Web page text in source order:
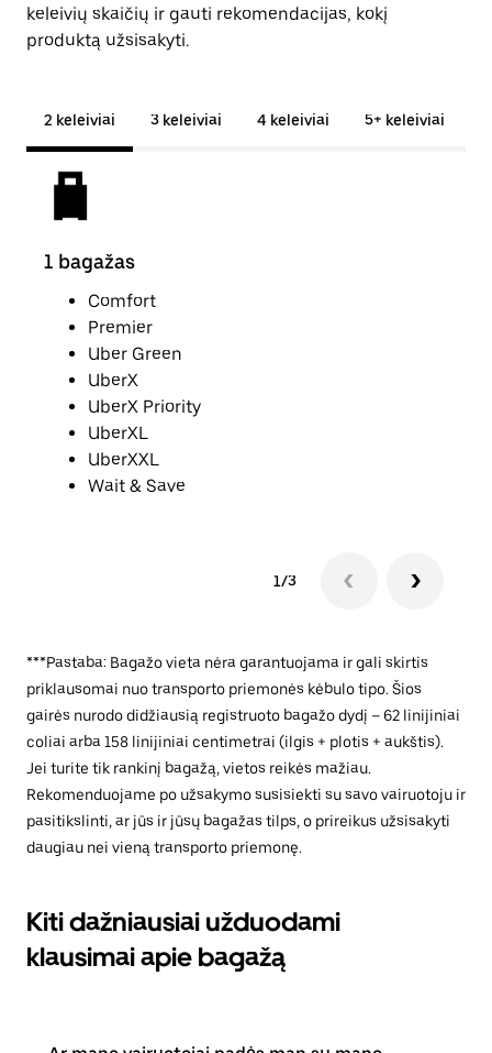
keleivių skaičių ir gauti rekomendacijas, kokį
produktą užsisakyti.
2 keleiviai 3 keleiviai 4 keleiviai 5+ keleiviai
1 bagažas
Comfort
Premier
Uber Green
UberX
UberX Priority
UberXL
UberXXL
Wait & Save
1/3
***Pastaba: Bagažo vieta nėra garantuojama ir gali skirtis
priklausomai nuo transporto priemonės kėbulo tipo. Šios
gairės nurodo didžiausią registruoto bagažo dydį – 62 linijiniai
coliai arba 158 linijiniai centimetrai (ilgis + plotis + aukštis).
Jei turite tik rankinį bagažą, vietos reikės mažiau.
Rekomenduojame po užsakymo susisiekti su savo vairuotoju ir
pasitikslinti, ar jūs ir jūsų bagažas tilps, o prireikus užsisakyti
daugiau nei vieną transporto priemonę.
Kiti dažniausiai užduodami
klausimai apie bagažą